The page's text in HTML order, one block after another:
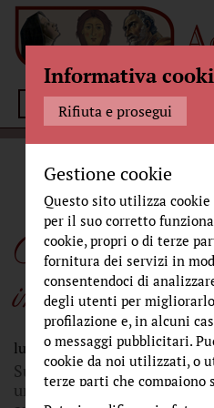
Menù
Papà
impresario
lunedì 30 dicembre 2024
Suor Maria Vera ricorda il
un vero padre. Un uomo
Informativa
Rifiuta e prosegui
Gestione cookie
Questo sito utilizza
per il suo corretto
cookie, propri o di terze
fornitura dei servizi in
consentendoci di
degli utenti per
profilazione e, in alcuni
o messaggi pubblicitari.
cookie da noi utilizzati, o
terze parti che compaiono
sito, premendo il pulsante